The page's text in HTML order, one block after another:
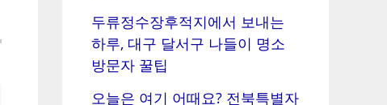
두류정수장후적지에서 보내는
하루, 대구 달서구 나들이 명소
방문자 꿀팁
오늘은 여기 어때요? 전북특별자